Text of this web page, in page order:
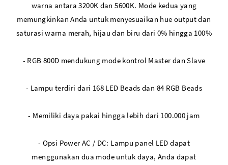
warna antara 3200K dan 5600K. Mode kedua yang
memungkinkan Anda untuk menyesuaikan hue output dan
saturasi warna merah, hijau dan biru dari 0% hingga 100%
- RGB 800D mendukung mode kontrol Master dan Slave
- Lampu terdiri dari 168 LED Beads dan 84 RGB Beads
- Memiliki daya pakai hingga lebih dari 100.000 jam
- Opsi Power AC / DC: Lampu panel LED dapat
menggunakan dua mode untuk daya, Anda dapat